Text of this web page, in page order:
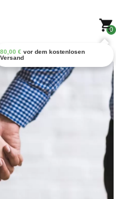
0
80,00 € vor dem kostenlosen
Versand